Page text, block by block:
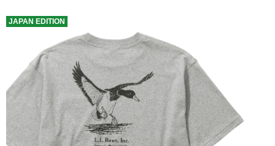
じ
ペ
ー
ジ
リ
ン
ク。
JAPAN EDITION